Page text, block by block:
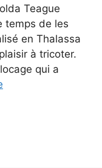
Teague
temps de les
en Thalassa
à tricoter.
qui a